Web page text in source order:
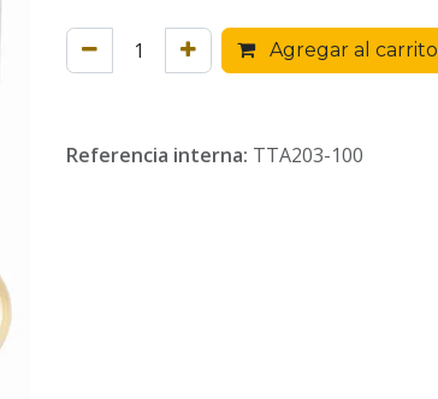
Agregar al carrito
Referencia interna: TTA203-100